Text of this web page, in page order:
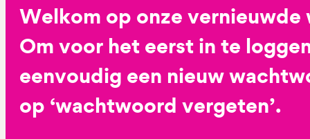
Welkom op onze vernieuwde
Om voor het eerst in te
eenvoudig een nieuw
op ‘wachtwoord vergeten’.